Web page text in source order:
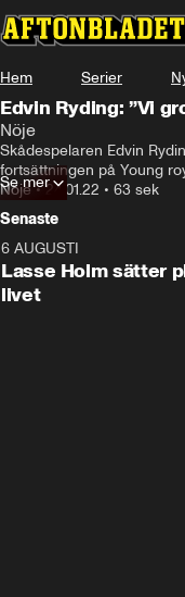
Hem Serier
Edvin Ryding: ”Vi
Nöje
Skådespelaren Edvin
fortsättningen på Young
Nöje•24.01.22 • 63 sek
Se mer
Senaste
6 AUGUSTI
Lasse Holm sätter
livet